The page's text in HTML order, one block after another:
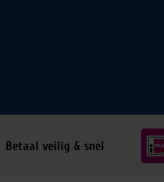
Betaal veilig & snel